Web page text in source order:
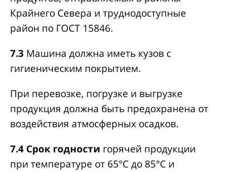
Крайнего Севера и труднодоступные
район по ГОСТ 15846.
7.3 Машина должна иметь кузов с
гигиеническим покрытием.
При перевозке, погрузке и выгрузке
продукция должна быть предохранена от
воздействия атмосферных осадков.
7.4 Срок годности горячей продукции
при температуре от 65°С до 85°С и